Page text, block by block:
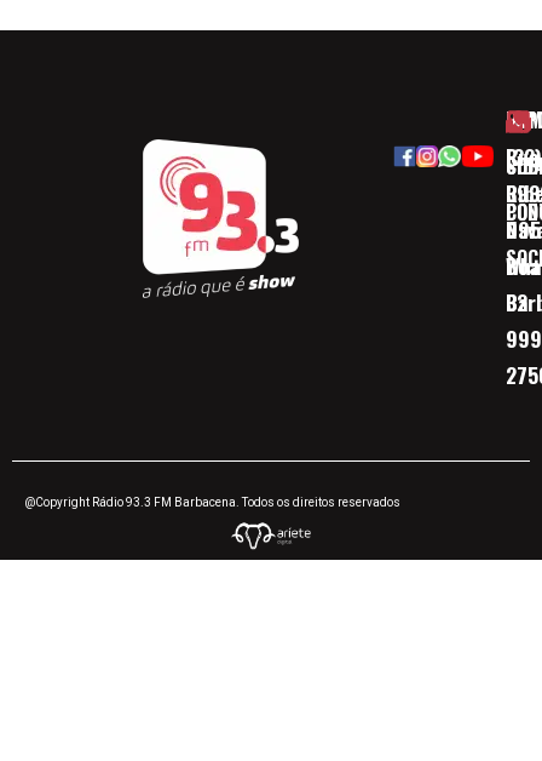
(32)
32
@Copyright Rádio 93.3 FM Barbacena. Todos os direitos reservados